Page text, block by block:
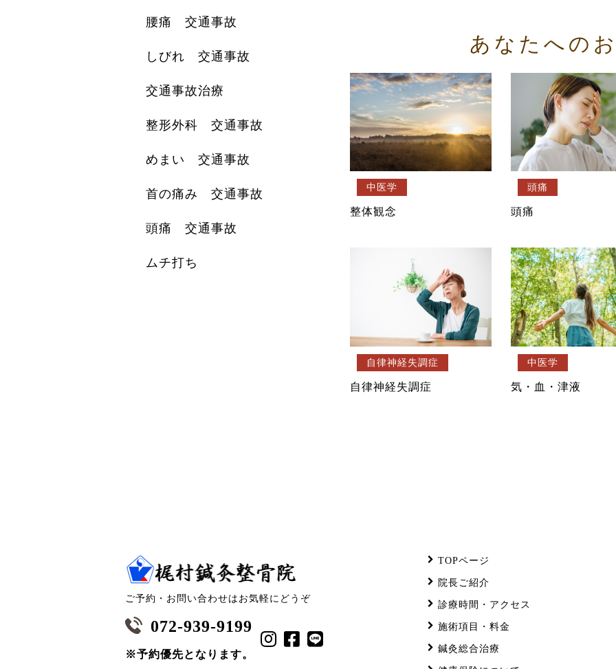
腰痛 交通事故
しびれ 交通事故
交通事故治療
整形外科 交通事故
めまい 交通事故
首の痛み 交通事故
頭痛 交通事故
ムチ打ち
あなたへの
中医学
整体観念
頭痛
頭痛
自律神経失調症
自律神経失調症
中医学
気・血・津液
ご予約・お問い合わせはお気軽にどうぞ
072-939-9199
※予約優先となります。
TOPページ
院長ご紹介
診療時間・アクセス
施術項目・料金
鍼灸総合治療